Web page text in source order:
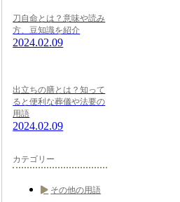
刀自命とは？意味や読み
方、豆知識を紹介
2024.02.09
出立ちの膳とは？知って
ると便利な葬儀や法要の
用語
2024.02.09
カテゴリー
その他の用語